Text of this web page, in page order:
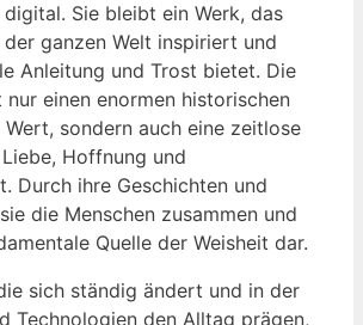
digital. Sie ​bleibt ein ⁤Werk, das⁢
⁣der ganzen Welt ⁢inspiriert und
Anleitung und Trost bietet. Die
⁤nur einen enormen ⁤historischen
sondern auch eine ⁤zeitlose
Hoffnung und
⁤Durch⁣ ihre Geschichten ‌und
die⁢ Menschen⁢ zusammen und
Quelle der ​Weisheit ‍dar.
‍sich⁤ ständig ändert und‌ in der
⁣Technologien ⁣den Alltag ⁤prägen,